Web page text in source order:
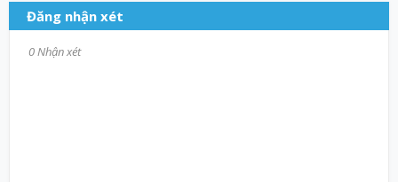
Đăng nhận xét
0 Nhận xét